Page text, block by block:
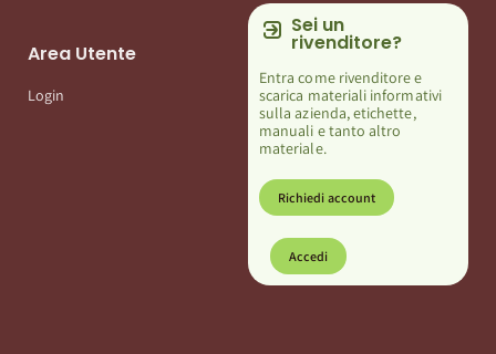
Area Utente
Login
Sei un
rivenditore?
Entra come rivenditore e
scarica materiali informativi
sulla azienda, etichette,
manuali e tanto altro
materiale.
Richiedi account
Accedi